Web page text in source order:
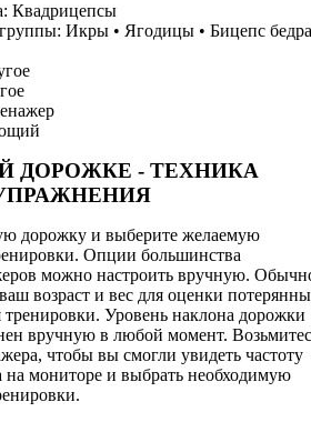
Квадрицепсы
Икры • Ягодицы • Бицепс бедра
ДОРОЖКЕ - ТЕХНИКА
дорожку и выберите желаемую
Опции большинства
можно настроить вручную.
ваш возраст и вес для оценки
тренировки. Уровень наклона дорожки
вручную в любой момент.
чтобы вы смогли увидеть частоту
на мониторе и выбрать необходимую